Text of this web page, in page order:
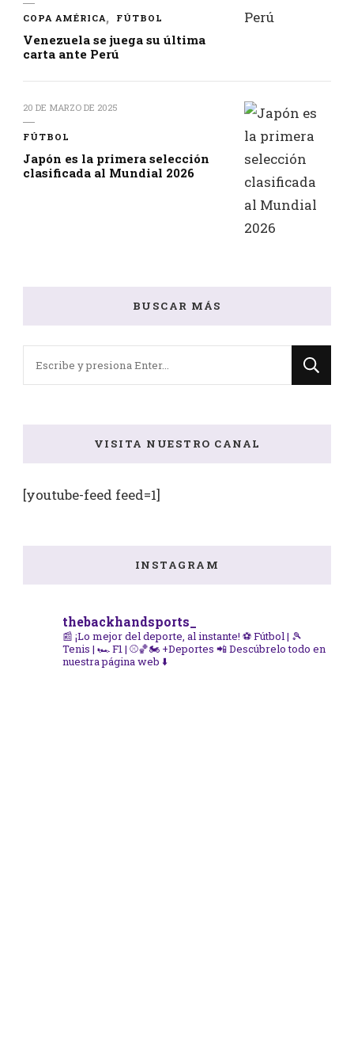
COPA AMÉRICA FÚTBOL
Venezuela se juega su última
carta ante Perú
20 DE MARZO DE 2025
FÚTBOL
Japón es la primera selección
clasificada al Mundial 2026
BUSCAR MÁS
VISITA NUESTRO CANAL
[youtube-feed feed=1]
INSTAGRAM
thebackhandsports_
📰 ¡Lo mejor del deporte, al instante! ⚽ Fútbol | 🎾
Tenis | 🏎️ F1 | ⚾🏀🏍️ +Deportes 📲 Descúbrelo todo en
nuestra página web ⬇️